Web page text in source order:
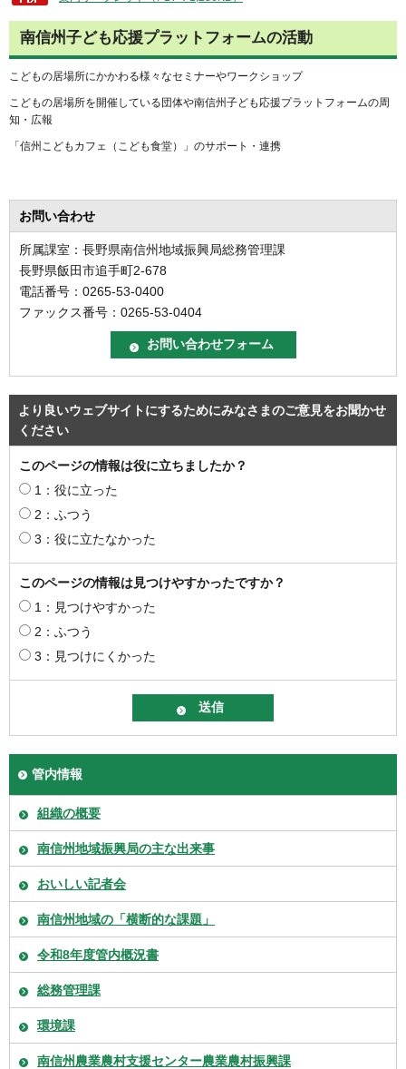
南信州子ども応援プラットフォームの活動
こどもの居場所にかかわる様々なセミナーやワークショップ
こどもの居場所を開催している団体や南信州子ども応援プラットフォームの周
知・広報
「信州こどもカフェ（こども食堂）」のサポート・連携
お問い合わせ
所属課室：長野県南信州地域振興局総務管理課
長野県飯田市追手町2-678
電話番号：0265-53-0400
ファックス番号：0265-53-0404
より良いウェブサイトにするためにみなさまのご意見をお聞かせ
ください
このページの情報は役に立ちましたか？
1：役に立った
2：ふつう
3：役に立たなかった
このページの情報は見つけやすかったですか？
1：見つけやすかった
2：ふつう
3：見つけにくかった
管内情報
組織の概要
南信州地域振興局の主な出来事
おいしい記者会
南信州地域の「横断的な課題」
令和8年度管内概況書
総務管理課
環境課
南信州農業農村支援センター農業農村振興課